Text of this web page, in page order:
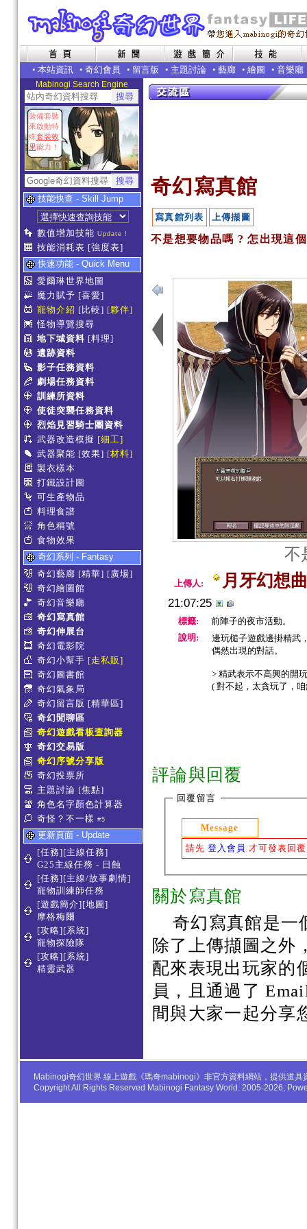
• 本站資訊 • 奇幻會員 • 留言版 • 主題討論 • 藝廊 • 繪圖 • 音樂廳
Mabinogi Search Engine
裝備套裝
來啟動特
殊套裝效
果能力！
技能快查 - Skill Jump
數值增加技能 Update !
技能消耗表 [強度表]
快速功能 - Quick Menu
愛爾琳世界地圖
魔力賦予 [喜愛]
寵物介紹 [比較] [夥伴]
怪物導覽搜尋
地下城資料 [料理]
遺跡資料
影子任務資料
劇場任務資料
訓練所資料
使徒突襲任務資料
烈焰見習騎士團資料
武器改造模擬 [細工]
武器聚能 [效果] [材料]
製衣樣本
打鐵設計圖
可生產物品
料理食譜
角色稱號
食物效果
奇幻系列 - Fantasy
奇幻藝廊 [精華] [廣場]
奇幻繪圖館
奇幻音樂廳
奇幻寫真館
奇幻伸展台
奇幻電影院
奇幻小幫手 [走私販]
奇幻圖書館
奇幻氣象局
奇幻留言版 [精華區]
奇幻閒聊區
奇幻遊戲看板查詢器
奇幻交易版
奇幻序號分享版
奇幻投票所
主題討論 [焦點]
角色名字顏色計算器
奇怪？不一樣 #5
更新頁面 - Update
[任務][主線任務]
G25主線任務 - 日蝕
[任務][主線/故事劇情]
寵物訓練師任務
[遊戲簡介][地圖]
摩格梅爾
[攻略][系統]
寵物探險隊
[攻略][系統]
精靈武器
奇幻寫真館
寫真館列表 上傳擷圖
不是想要物品嗎 ? 怎出現這
不
上傳人: 月牙幻想曲
21:07:25
標籤:
前陣子的夜市活動。
說明:
邊玩槌子遊戲邊掛精武
偶然出現的對話。
> 精武表示不高興的開
( 對不起，太貪玩了，咱
評論與回覆
回覆留言
Message
請先 登入會員 才可發表回
關於寫真館
奇幻寫真館是一
除了上傳擷圖之外
配來表現出玩家的
員，且通過了
間與大家一起分享
Mabinogi奇幻世界 線上遊戲《瑪奇mabinogi》非官方資料網站，提供道
Copyright All Rights Reserved Mabinogi Fantasy World. 2005-2026,